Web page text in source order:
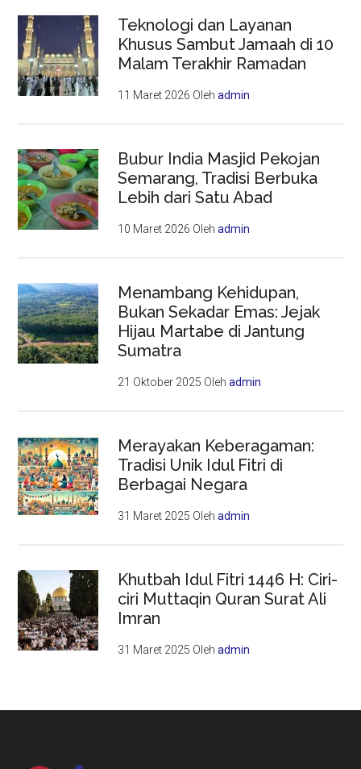
Teknologi dan Layanan
Khusus Sambut Jamaah di 10
Malam Terakhir Ramadan
11 Maret 2026 Olehadmin
Bubur India Masjid Pekojan
Semarang, Tradisi Berbuka
Lebih dari Satu Abad
10 Maret 2026 Olehadmin
Menambang Kehidupan,
Bukan Sekadar Emas: Jejak
Hijau Martabe di Jantung
Sumatra
21 Oktober 2025 Olehadmin
Merayakan Keberagaman:
Tradisi Unik Idul Fitri di
Berbagai Negara
31 Maret 2025 Olehadmin
Khutbah Idul Fitri 1446 H: Ciri-
ciri Muttaqin Quran Surat Ali
Imran
31 Maret 2025 Olehadmin